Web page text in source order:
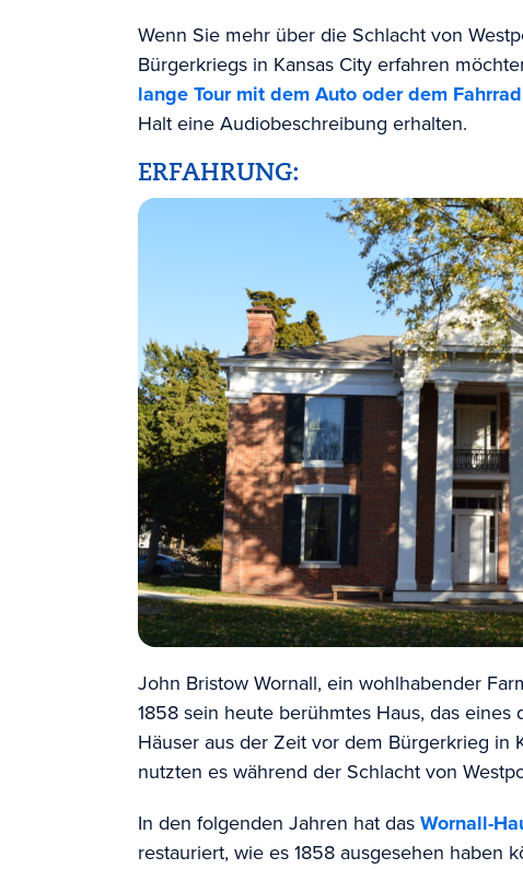
Wenn Sie mehr über die Schlacht von
Bürgerkriegs in Kansas City erfahren
lange Tour mit dem Auto oder dem
Halt eine Audiobeschreibung erhalten.
ERFAHRUNG:
John Bristow Wornall, ein wohlhabender
1858 sein heute berühmtes Haus, das
Häuser aus der Zeit vor dem Bürgerkrieg in
nutzten es während der Schlacht von
In den folgenden Jahren hat dasWornall-
restauriert, wie es 1858 ausgesehen haben